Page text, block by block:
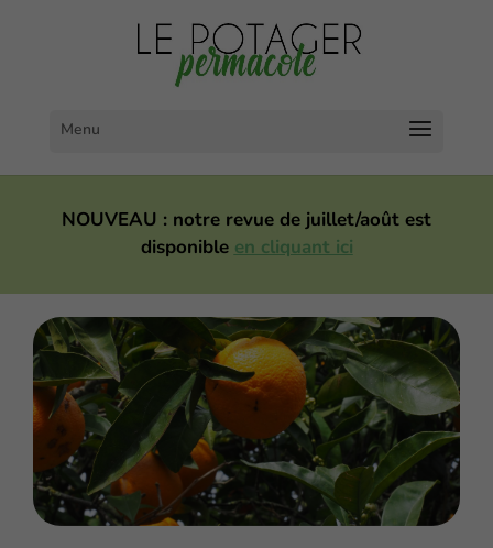
NOUVEAU : notre revue de juillet/août est
disponible en cliquant ici